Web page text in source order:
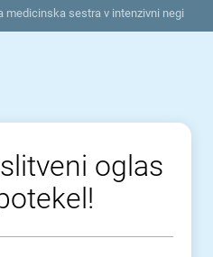
medicinska sestra v intenzivni negi
oglas